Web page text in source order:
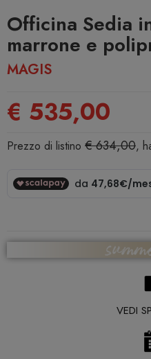
Officina Sedia
marrone e
MAGIS
€ 535,00
Prezzo di listino € 634,00,
VEDI